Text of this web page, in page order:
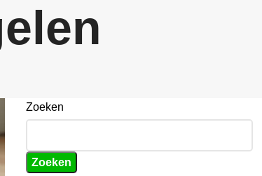
Zoeken
Zoeken